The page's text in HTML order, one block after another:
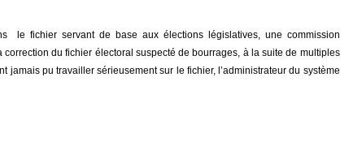
le fichier servant de base aux élections législatives, une commission
correction du fichier électoral suspecté de bourrages, à la suite de multiples
jamais pu travailler sérieusement sur le fichier, l’administrateur du système